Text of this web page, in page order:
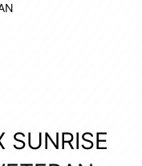
SUNRISE